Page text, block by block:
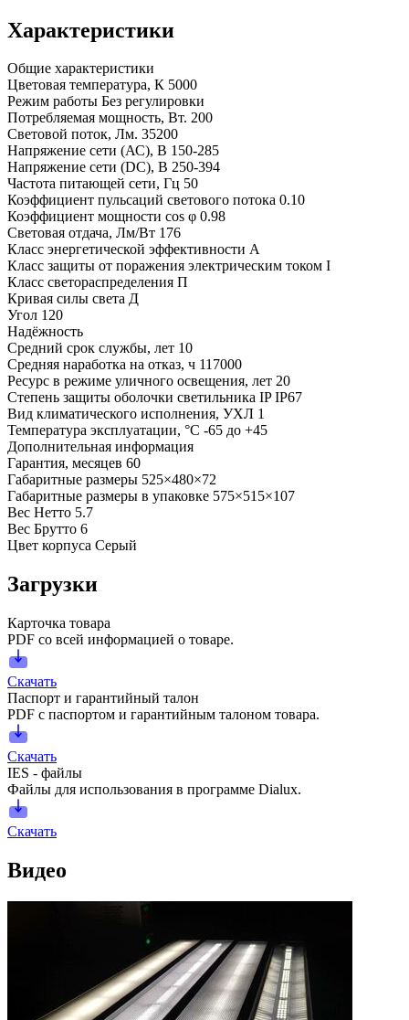
Характеристики
Общие характеристики
Цветовая температура, К 5000
Режим работы Без регулировки
Потребляемая мощность, Вт. 200
Световой поток, Лм. 35200
Напряжение сети (АС), В 150-285
Напряжение сети (DC), В 250-394
Частота питающей сети, Гц 50
Коэффициент пульсаций светового потока 0.10
Коэффициент мощности cos φ 0.98
Световая отдача, Лм/Вт 176
Класс энергетической эффективности A
Класс защиты от поражения электрическим током I
Класс светораспределения П
Кривая силы света Д
Угол 120
Надёжность
Средний срок службы, лет 10
Средняя наработка на отказ, ч 117000
Ресурс в режиме уличного освещения, лет 20
Степень защиты оболочки светильника IP IP67
Вид климатического исполнения, УХЛ 1
Температура эксплуатации, °С -65 до +45
Дополнительная информация
Гарантия, месяцев 60
Габаритные размеры 525×480×72
Габаритные размеры в упаковке 575×515×107
Вес Нетто 5.7
Вес Брутто 6
Цвет корпуса Серый
Загрузки
Карточка товара
PDF со всей информацией о товаре.
Скачать
Паспорт и гарантийный талон
PDF с паспортом и гарантийным талоном товара.
Скачать
IES - файлы
Файлы для использования в программе Dialux.
Скачать
Видео